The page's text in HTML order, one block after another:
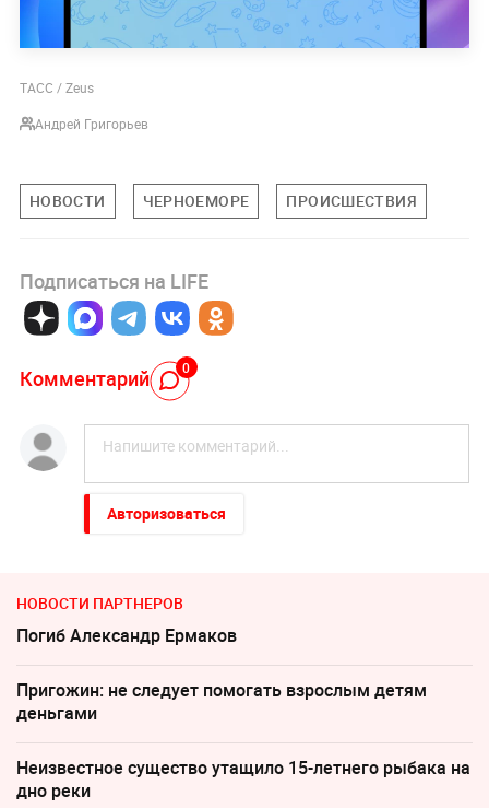
ТАСС / Zeus
Андрей Григорьев
НОВОСТИ ЧЕРНОЕМОРЕ ПРОИСШЕСТВИЯ
Подписаться на LIFE
Комментарий 0
Авторизоваться
НОВОСТИ ПАРТНЕРОВ
Погиб Александр Ермаков
Пригожин: не следует помогать взрослым детям
деньгами
Неизвестное существо утащило 15-летнего рыбака на
дно реки